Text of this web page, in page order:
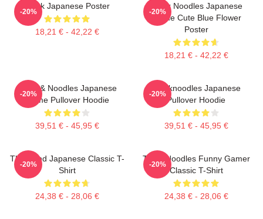
Think Japanese Poster
18,21 € - 42,22 €
-20%
Think Noodles Japanese
Anime Cute Blue Flower
Poster
18,21 € - 42,22 €
-20%
Think & Noodles Japanese
Anime Pullover Hoodie
39,51 € - 45,95 €
-20%
Thinknoodles Japanese
Pullover Hoodie
39,51 € - 45,95 €
-20%
Think And Japanese Classic T-
Shirt
24,38 € - 28,06 €
-20%
Think Noodles Funny Gamer
Classic T-Shirt
24,38 € - 28,06 €
-20%